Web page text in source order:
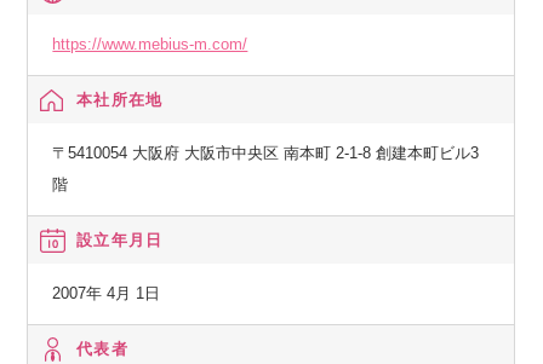
https://www.mebius-m.com/
本社所在地
〒5410054 大阪府 大阪市中央区 南本町 2-1-8 創建本町ビル3
階
設立年月日
2007年 4月 1日
代表者